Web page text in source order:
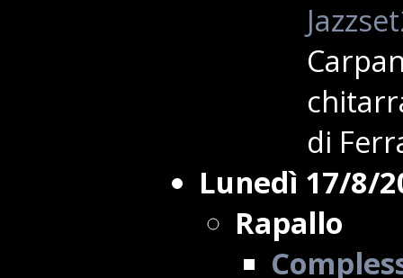
di
Lunedì 17/8/
Rapallo